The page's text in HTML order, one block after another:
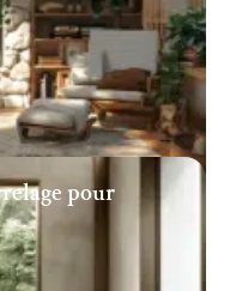
pour